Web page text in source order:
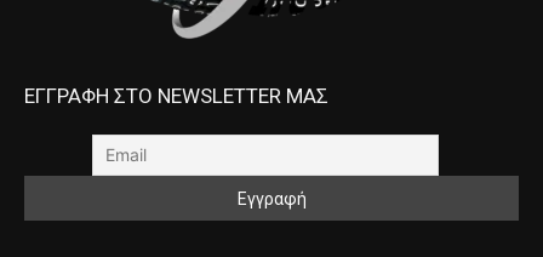
ΕΓΓΡΑΦΗ ΣΤΟ NEWSLETTER ΜΑΣ